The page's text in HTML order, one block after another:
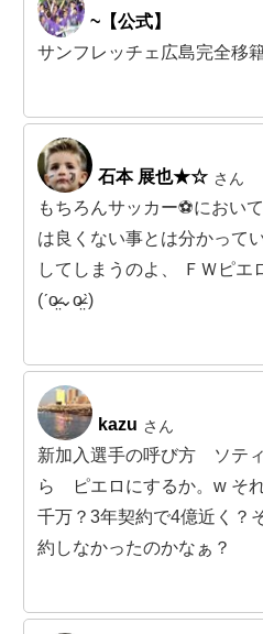
~【公式】
サンフレッチェ広島完全移
石本 展也★☆ さん
もちろんサッカー⚽におい
は良くない事とは分かって
してしまうのよ、 ＦＷピ
(ˊo̴̶̷̤⌄o̴̶̷̤ˋ)
kazu さん
新加入選手の呼び方 ソテ
ら ピエロにするか。w そ
千万？3年契約で4億近く？
約しなかったのかなぁ？